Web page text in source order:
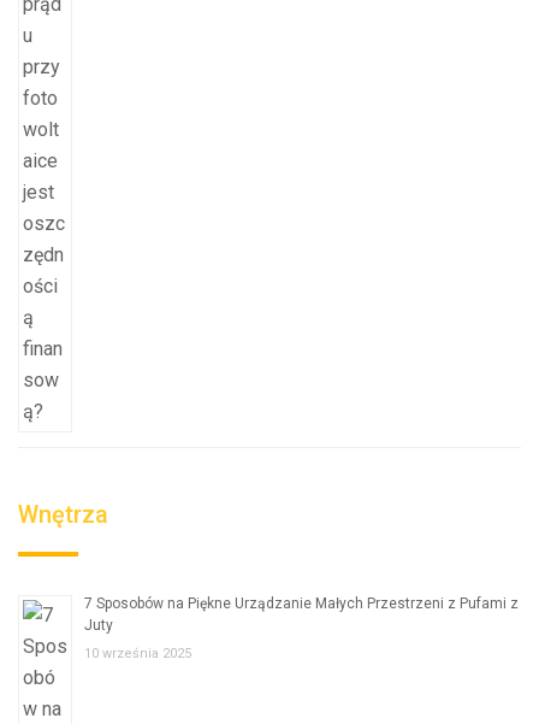
Wnętrza
7 Sposobów na Piękne Urządzanie Małych Przestrzeni z Pufami z
Juty
10 września 2025